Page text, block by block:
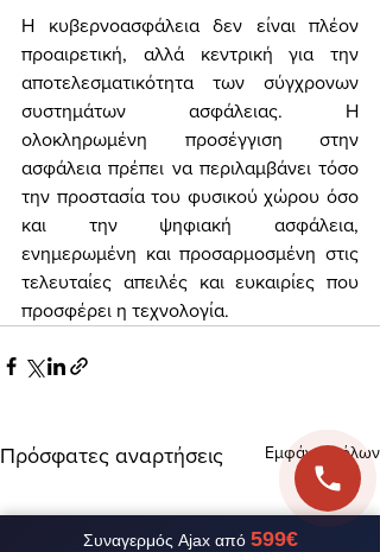
Η κυβερνοασφάλεια δεν είναι πλέον
προαιρετική, αλλά κεντρική για την
αποτελεσματικότητα των σύγχρονων
συστημάτων ασφάλειας. Η
ολοκληρωμένη προσέγγιση στην
ασφάλεια πρέπει να περιλαμβάνει τόσο
την προστασία του φυσικού χώρου όσο
και την ψηφιακή ασφάλεια,
ενημερωμένη και προσαρμοσμένη στις
τελευταίες απειλές και ευκαιρίες που
προσφέρει η τεχνολογία.
Πρόσφατες αναρτήσεις Εμφάνιση όλων
Συναγερμός Ajax από 599€